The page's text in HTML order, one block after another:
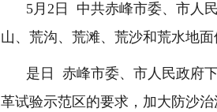
5月 2 日
中共赤峰市委、市人
山、荒沟、荒滩、荒沙和荒水地
是日
赤峰市委、市人民政府
革试验示范区的要求，加大防沙